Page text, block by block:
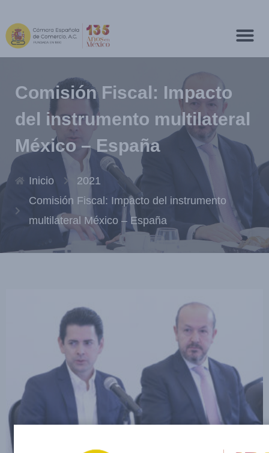
Comisión Fiscal: Impacto
del instrumento multilateral
México – España
Inicio
2021
Comisión Fiscal: Impacto del instrumento
multilateral México – España